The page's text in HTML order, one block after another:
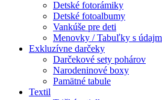
Detské fotorámiky
Detské fotoalbumy
Vankúše pre deti
Menovky / Tabuľky s
Exkluzívne darčeky
Darčekové sety pohárov
Narodeninové boxy
Pamätné tabule
Textil